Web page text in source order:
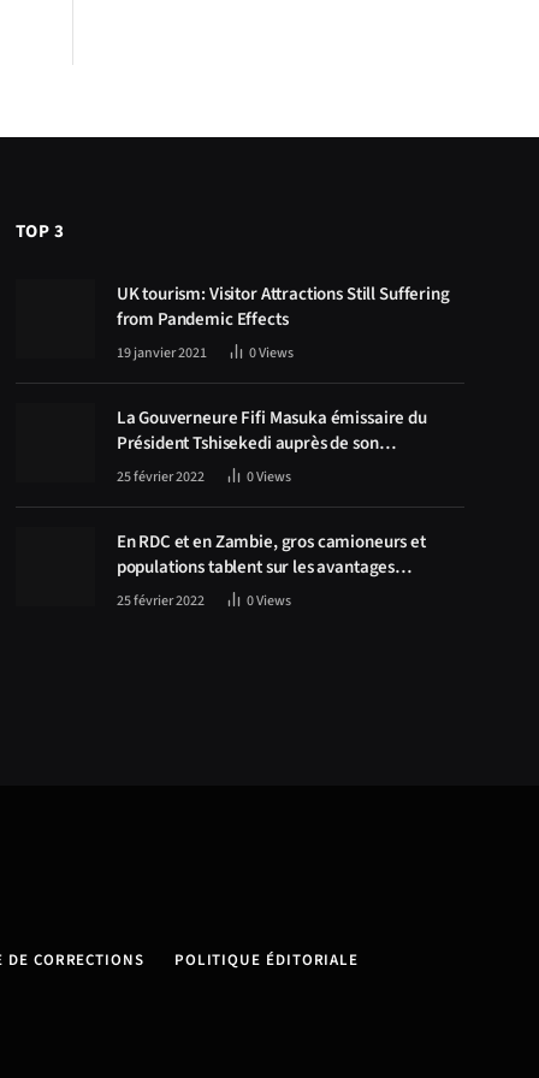
TOP 3
UK tourism: Visitor Attractions Still Suffering
from Pandemic Effects
19 janvier 2021 0Views
La Gouverneure Fifi Masuka émissaire du
Président Tshisekedi auprès de son
homologue Zambien Hichilema, la
25 février 2022 0Views
En RDC et en Zambie, gros camioneurs et
populations tablent sur les avantages
économiques de la route Kolwezi-Solwezi
25 février 2022 0Views
CORRECTIONS POLITIQUE ÉDITORIALE